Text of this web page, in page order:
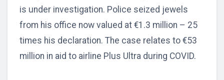
is under investigation. Police seized jewels
from his office now valued at €1.3 million – 25
times his declaration. The case relates to €53
million in aid to airline Plus Ultra during COVID.